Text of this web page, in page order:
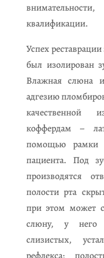
квалификации.
Успех
был изолирован
Влажная слюна
адгезию
качественной
коффердам –
помощью рамки
пациента. Под
производятся
полости рта
при этом может
слюну, у него
слизистых,